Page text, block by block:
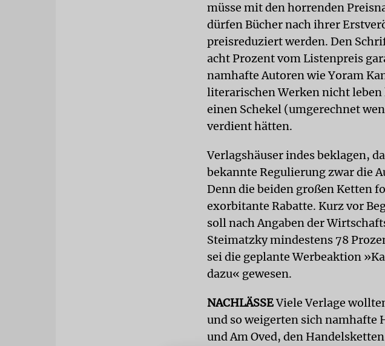
müsse mit den horrenden
dürfen Bücher nach ihrer
preisreduziert werden. Den
acht Prozent vom Listenpreis
namhafte Autoren wie Yoram
literarischen Werken nicht
einen Schekel (umgerechnet
verdient hätten.
Verlagshäuser indes beklagen,
bekannte Regulierung zwar die
Denn die beiden großen Ketten
exorbitante Rabatte. Kurz vor
soll nach Angaben der
Steimatzky mindestens 78
sei die geplante Werbeaktion
dazu« gewesen.
NACHLÄSSEViele Verlage
und so weigerten sich namhafte
und Am Oved, den